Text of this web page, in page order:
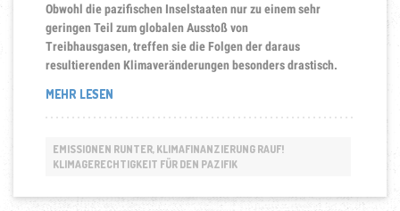
Obwohl die pazifischen Inselstaaten nur zu einem sehr
geringen Teil zum globalen Ausstoß von
Treibhausgasen, treffen sie die Folgen der daraus
resultierenden Klimaveränderungen besonders drastisch.
MEHR LESEN„AUSWIRKUNGEN
AUF
INSELSTAATEN
PAZIFIK“
EMISSIONEN RUNTER, KLIMAFINANZIERUNG RAUF!
KLIMAGERECHTIGKEIT FÜR DEN PAZIFIK